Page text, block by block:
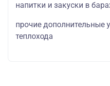
напитки и закуски в
прочие дополнительные
теплохода